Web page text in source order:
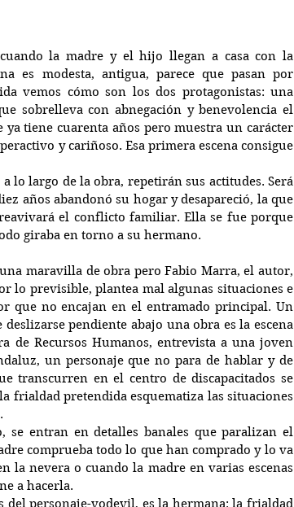
la madre y el hijo llegan a casa con la
es modesta, antigua, parece que pasan por
vemos cómo son los dos protagonistas: una
sobrelleva con abnegación y benevolencia el
tiene cuarenta años pero muestra un carácter
y cariñoso. Esa primera escena consigue
lo largo de la obra, repetirán sus actitudes. Será
años abandonó su hogar y desapareció, la que
el conflicto familiar. Ella se fue porque
giraba en torno a su hermano.
maravilla de obra pero Fabio Marra, el autor,
lo previsible, plantea mal algunas situaciones e
que no encajan en el entramado principal. Un
pendiente abajo una obra es la escena
de Recursos Humanos, entrevista a una joven
un personaje que no para de hablar y de
transcurren en el centro de discapacitados se
frialdad pretendida esquematiza las situaciones
entran en detalles banales que paralizan el
comprueba todo lo que han comprado y lo va
la nevera o cuando la madre en varias escenas
a hacerla.
del personaje-vodevil, es la hermana: la frialdad